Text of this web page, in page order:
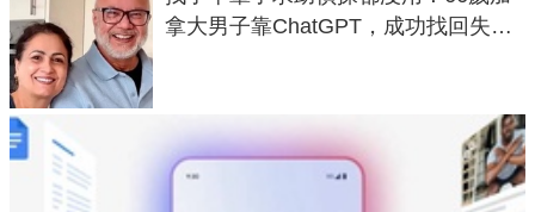
拿大男子靠ChatGPT，成功找回失散